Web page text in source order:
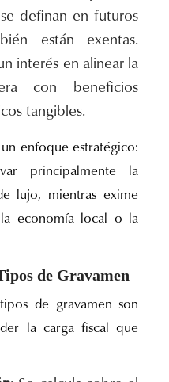
definan en futuros
están exentas.
interés en alinear la
con beneficios
tangibles.
un enfoque estratégico:
principalmente la
lujo, mientras exime
economía local o la
de Gravamen
de gravamen son
la carga fiscal que